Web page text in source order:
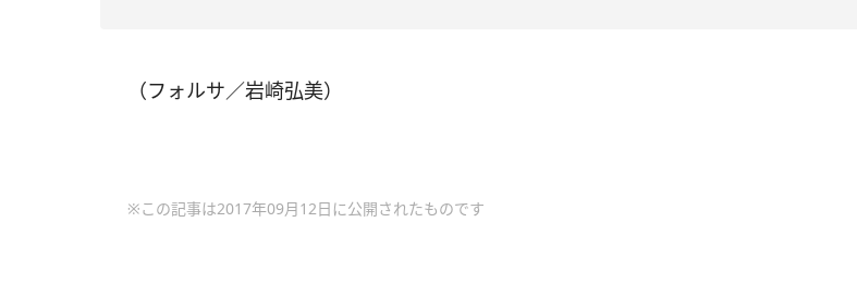
（フォルサ／岩崎弘美）
※この記事は2017年09月12日に公開されたものです